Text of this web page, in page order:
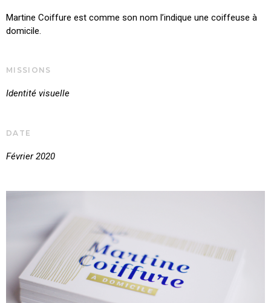
Martine Coiffure est comme son nom l’indique une coiffeuse à
domicile.
MISSIONS
Identité visuelle
DATE
Février 2020